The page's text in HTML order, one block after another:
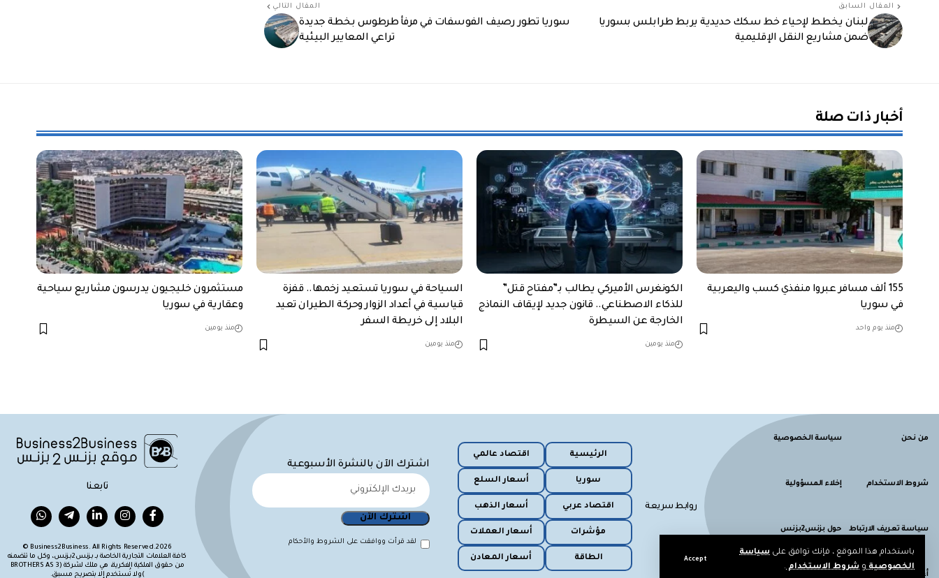
باستخدام هذا الموقع ، فإنك توافق على سياسة
الخصوصيةو شروط الاستخدام.
Accept
المقال السابق
لبنان يخطط لإحياء خط سكك حديدية يربط طرابلس بسوريا
ضمن مشاريع النقل الإقليمية
المقال التالي
سوريا تطور رصيف الفوسفات في مرفأ طرطوس بخطة جديدة
تراعي المعايير البيئية
أخبار ذات صلة
155 ألف مسافر عبروا منفذي كسب واليعربية
في سوريا
منذ يوم واحد
الكونغرس الأميركي يطالب بـ”مفتاح قتل”
للذكاء الاصطناعي.. قانون جديد لإيقاف النماذج
الخارجة عن السيطرة
منذ يومين
السياحة في سوريا تستعيد زخمها.. قفزة
قياسية في أعداد الزوار وحركة الطيران تعيد
البلاد إلى خريطة السفر
منذ يومين
مستثمرون خليجيون يدرسون مشاريع سياحية
وعقارية في سوريا
منذ يومين
من نحن سياسة الخصوصية
شروط الاستخدام إخلاء المسؤولية
سياسة تعريف الارتباط حول بزنس2بزنس
أعلن معنا
روابط سريعة
الرئيسية اقتصاد عالمي
سوريا أسعار السلع
اقتصاد عربي أسعار الذهب
مؤشرات أسعار العملات
الطاقة أسعار المعادن
اشترك الآن بالنشرة الأسبوعية
لقد قرأت ووافقت على الشروط والأحكام
تابعنا
Business2Business. All Rights Reserved.2026 ©
كافة العلامات التجارية الخاصة بـ بزنس2بزنس، وكل ما تتضمنه
من حقوق الملكية الفكرية، هي ملك لشركة (BROTHERS AS 3
)ولا تُستخدم إلا بتصريح مسبق.